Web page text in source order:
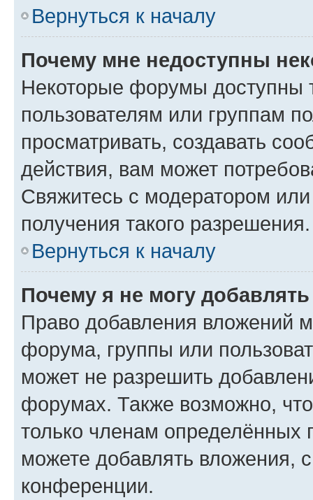
Вернуться к началу
Почему мне недоступны
Некоторые форумы доступны
пользователям или группам
просматривать, создавать
действия, вам может
Свяжитесь с модератором
получения такого разрешения.
Вернуться к началу
Почему я не могу
Право добавления вложений
форума, группы или
может не разрешить
форумах. Также возможно,
только членам определённых
можете добавлять вложения,
конференции.